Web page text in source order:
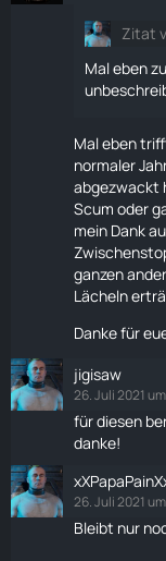
Zitat
Mal eben
Mal eben
normaler
abgezwackt
Scum oder
mein Dank
ganzen
Lächeln
Danke für
jigisaw
26. Juli 2021
für diesen
danke!
26. Juli 2021
Bleibt nur